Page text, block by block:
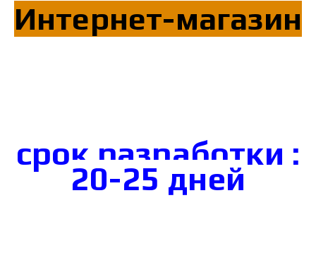
Интернет-магазин
срок разработки :
20-25 дней